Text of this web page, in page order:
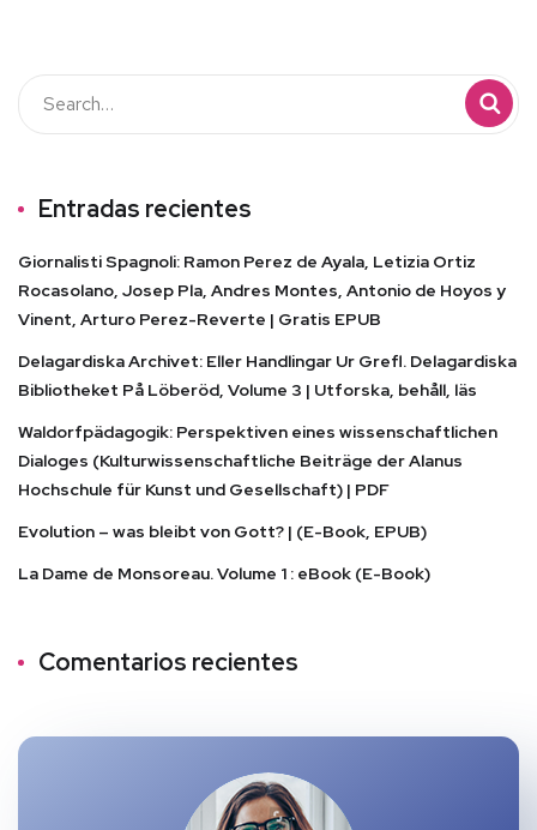
Entradas recientes
Giornalisti Spagnoli: Ramon Perez de Ayala, Letizia Ortiz
Rocasolano, Josep Pla, Andres Montes, Antonio de Hoyos y
Vinent, Arturo Perez-Reverte | Gratis EPUB
Delagardiska Archivet: Eller Handlingar Ur Grefl. Delagardiska
Bibliotheket På Löberöd, Volume 3 | Utforska, behåll, läs
Waldorfpädagogik: Perspektiven eines wissenschaftlichen
Dialoges (Kulturwissenschaftliche Beiträge der Alanus
Hochschule für Kunst und Gesellschaft) | PDF
Evolution – was bleibt von Gott? | (E-Book, EPUB)
La Dame de Monsoreau. Volume 1 : eBook (E-Book)
Comentarios recientes